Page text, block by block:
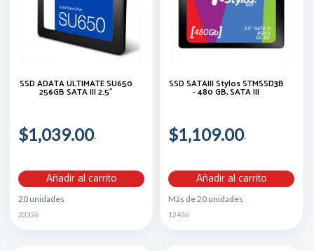
SSD ADATA ULTIMATE SU650
256GB SATA III 2.5"
$1,039.00
Añadir al carrito
20 unidades
32326
SSD SATAIII Stylos STMSSD3B
- 480 GB, SATA III
$1,109.00
Añadir al carrito
Más de 20 unidades
12436